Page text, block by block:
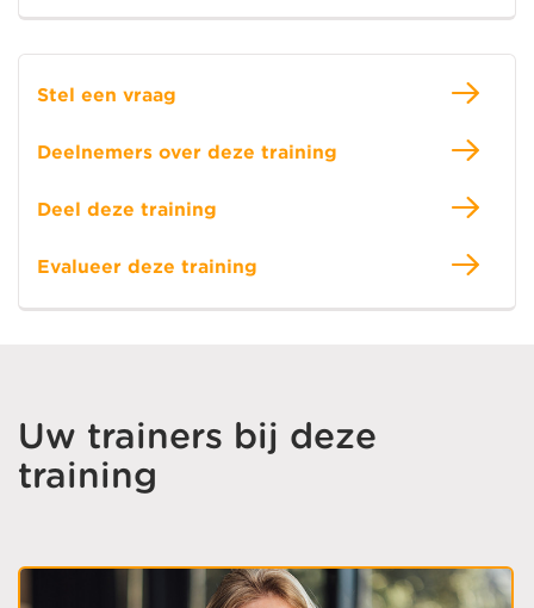
Stel een vraag
Deelnemers over deze training
Deel deze training
Evalueer deze training
Uw trainers bij deze
training